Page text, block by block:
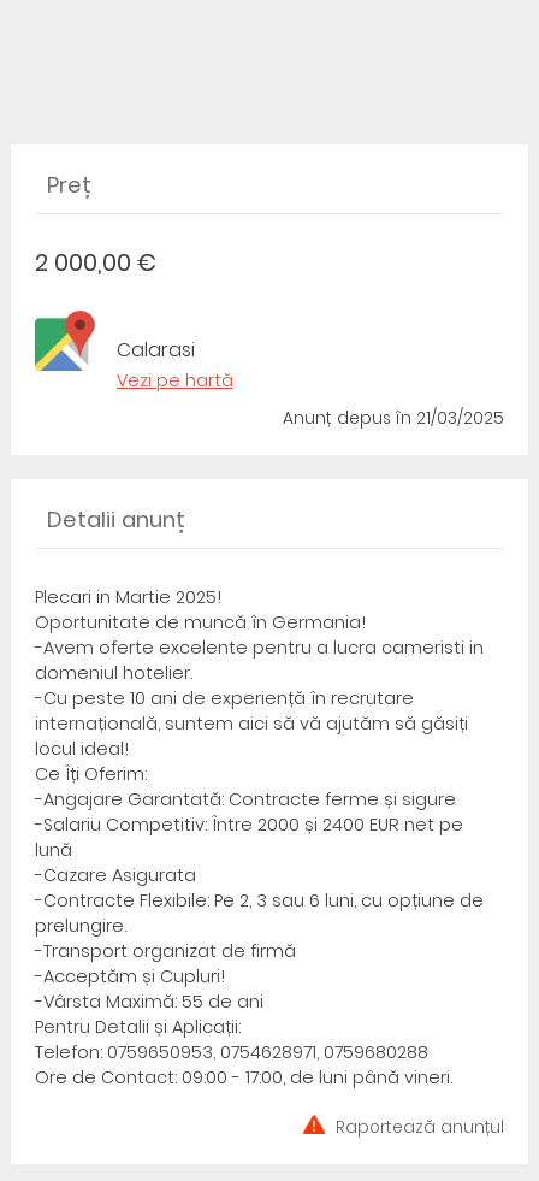
Preț
2 000,00 €
Calarasi
Vezi pe hartă
Anunț depusîn 21/03/2025
Detalii anunț
Plecari in Martie 2025!
Oportunitate de muncă în Germania!
-Avem oferte excelente pentru a lucra cameristi in
domeniul hotelier.
-Cu peste 10 ani de experiență în recrutare
internațională, suntem aici să vă ajutăm să găsiți
locul ideal!
Ce Îți Oferim:
-Angajare Garantată: Contracte ferme și sigure
-Salariu Competitiv: Între 2000 și 2400 EUR net pe
lună
-Cazare Asigurata
-Contracte Flexibile: Pe 2, 3 sau 6 luni, cu opțiune de
prelungire.
-Transport organizat de firmă
-Acceptăm și Cupluri!
-Vârsta Maximă: 55 de ani
Pentru Detalii și Aplicații:
Telefon: 0759650953, 0754628971, 0759680288
Ore de Contact: 09:00 - 17:00, de luni până vineri.
Raportează anunțul